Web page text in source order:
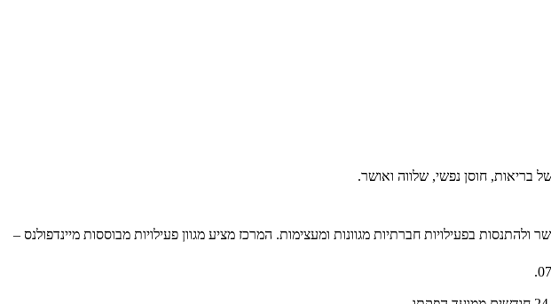
בריאות, חוסן נפשי, שלווה ואושר.
בפעילויות חברתיות מגוונות ומעצימות. המרכז מציע מגוון פעילויות מבוססות מיינדפולנס –